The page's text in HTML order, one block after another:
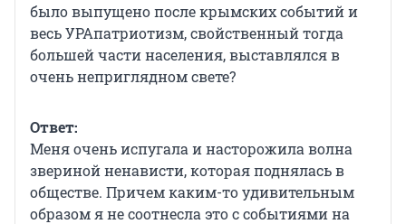
было выпущено после крымских событий и
весь УРАпатриотизм, свойственный тогда
большей части населения, выставлялся в
очень неприглядном свете?
Ответ:
Меня очень испугала и насторожила волна
звериной ненависти, которая поднялась в
обществе. Причем каким-то удивительным
образом я не соотнесла это с событиями на